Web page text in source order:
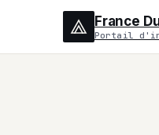
France
Portail